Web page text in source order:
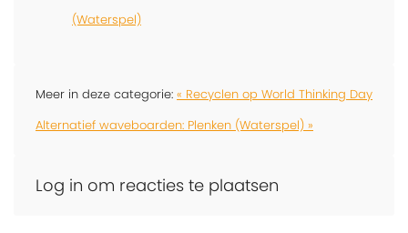
(Waterspel)
Meer in deze categorie: « Recyclen op World Thinking Day
Alternatief waveboarden: Plenken (Waterspel) »
Log in om reacties te plaatsen